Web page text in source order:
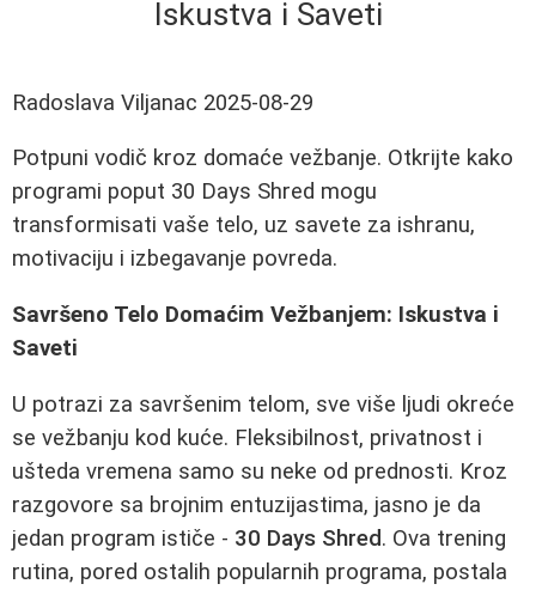
Iskustva i Saveti
Radoslava Viljanac 2025-08-29
Potpuni vodič kroz domaće vežbanje. Otkrijte kako
programi poput 30 Days Shred mogu
transformisati vaše telo, uz savete za ishranu,
motivaciju i izbegavanje povreda.
Savršeno Telo Domaćim Vežbanjem: Iskustva i
Saveti
U potrazi za savršenim telom, sve više ljudi okreće
se vežbanju kod kuće. Fleksibilnost, privatnost i
ušteda vremena samo su neke od prednosti. Kroz
razgovore sa brojnim entuzijastima, jasno je da
jedan program ističe - 30 Days Shred. Ova trening
rutina, pored ostalih popularnih programa, postala